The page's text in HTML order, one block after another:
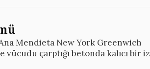
Mendieta New York Greenwich
vücudu çarptığı betonda kalıcı bir iz